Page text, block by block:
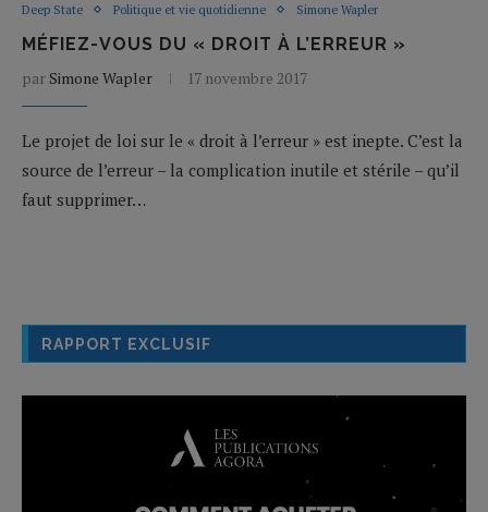
Deep State Politique et vie quotidienne Simone Wapler
MÉFIEZ-VOUS DU « DROIT À L’ERREUR »
par Simone Wapler 17 novembre 2017
Le projet de loi sur le « droit à l’erreur » est inepte. C’est la
source de l’erreur – la complication inutile et stérile – qu’il
faut supprimer…
RAPPORT EXCLUSIF